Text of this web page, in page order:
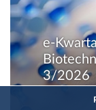
e-
3/2026